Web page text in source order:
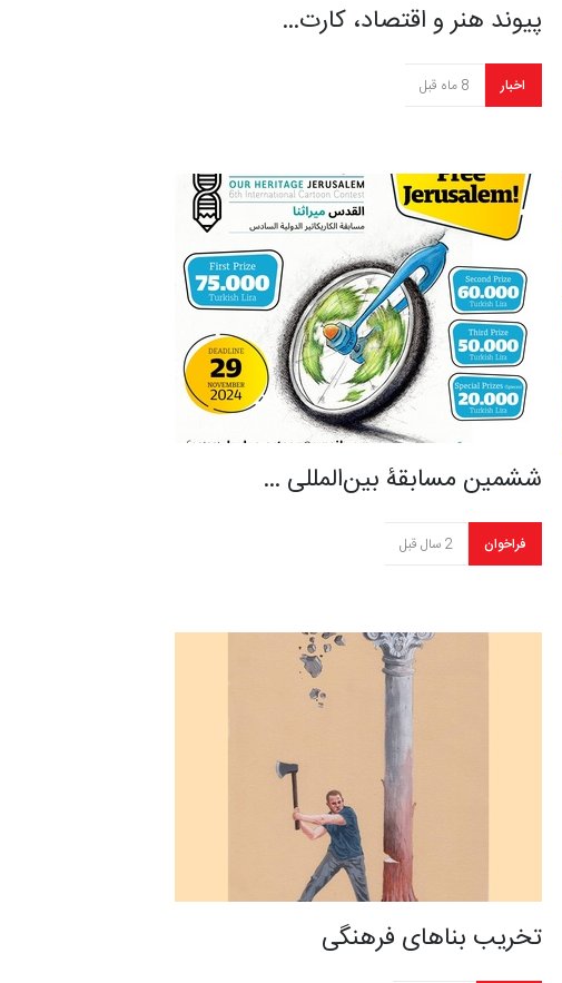
پیوند هنر و اقتصاد، کارت…
اخبار 8 ماه قبل
ششمین مسابقۀ بین‌المللی …
فراخوان 2 سال قبل
تخریب بناهای فرهنگی